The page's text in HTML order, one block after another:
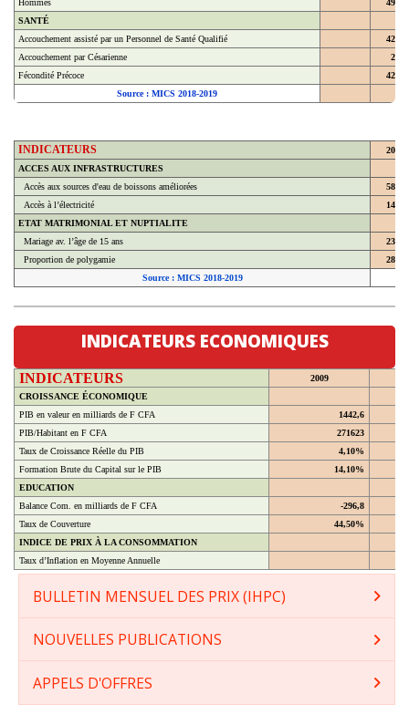
SANTÉ
Accouchement assisté par un Personnel de Santé Qualifié
Accouchement par Césarienne
Fécondité Précoce
Source : MICS 2018-2019
INDICATEURS
2018
ACCES AUX INFRASTRUCTURES
Accès aux sources d'eau de boissons améliorées
Accès à l’électricité
ETAT MATRIMONIAL ET NUPTIALITE
Mariage av. l’âge de 15 ans
Proportion de polygamie
Source : MICS 2018-2019
INDICATEURS ECONOMIQUES
INDICATEURS
2009
CROISSANCE ÉCONOMIQUE
PIB en valeur en milliards de F CFA
1442,6
PIB/Habitant en F CFA
271623
Taux de Croissance Réelle du PIB
4,10%
Formation Brute du Capital sur le PIB
14,10%
EDUCATION
Balance Com. en milliards de F CFA
-296,8
Taux de Couverture
44,50%
INDICE DE PRIX À LA CONSOMMATION
Taux d’Inflation en Moyenne Annuelle